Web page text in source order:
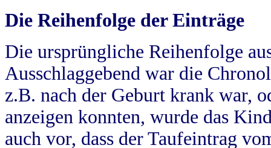
Die Reihenfolge der Einträge
Die ursprüngliche Reihenfolge
Ausschlaggebend war die
z.B. nach der Geburt krank war,
anzeigen konnten, wurde das
auch vor, dass der Taufeintrag